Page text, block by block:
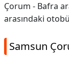
Çorum - Bafra
arasındaki
Samsun